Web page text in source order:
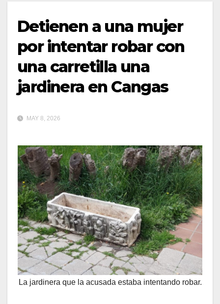
Detienen a una mujer
por intentar robar con
una carretilla una
jardinera en Cangas
MAY 8, 2026
La jardinera que la acusada estaba intentando robar.